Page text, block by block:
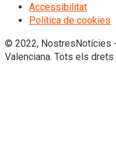
Accessibilitat
Política de cookies
© 2022, NostresNotícies
Valenciana. Tots els